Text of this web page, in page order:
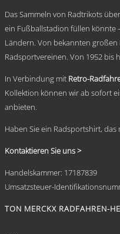
Das Sammeln von Radtrikots
ein Fußballstadion füllen könnte
Ländern. Von bekannten
Radsportvereinen. Von 1952 bis
In Verbindung mit Retro-
Kollektion können wir ab sofort
anbieten.
Haben Sie ein Radsportshirt,
Kontaktieren Sie uns >
Handelskammer: 17187839
Umsatzsteuer-
TON MERCKX RADFAHREN-